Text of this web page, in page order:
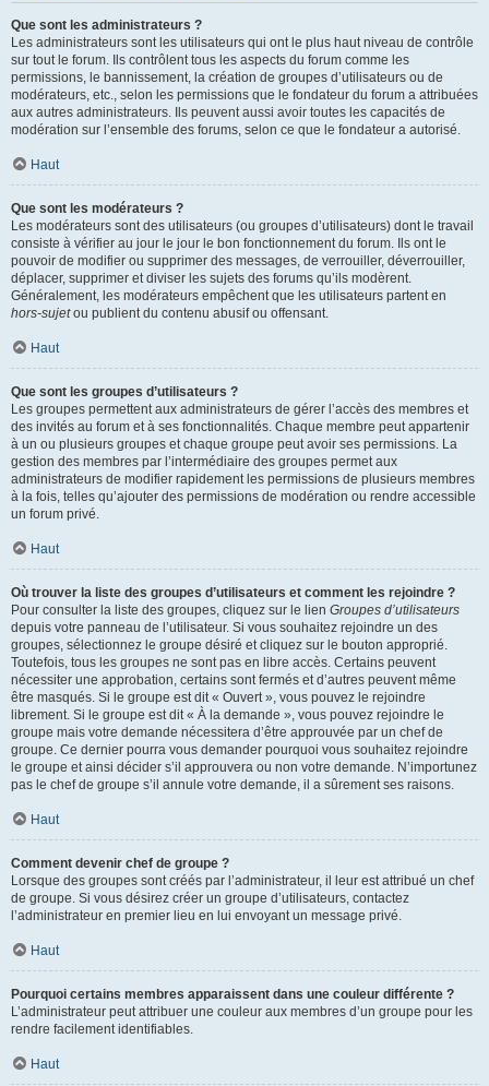
Que sont les administrateurs ?
Les administrateurs sont les utilisateurs qui ont le plus haut niveau de contrôle
sur tout le forum. Ils contrôlent tous les aspects du forum comme les
permissions, le bannissement, la création de groupes d’utilisateurs ou de
modérateurs, etc., selon les permissions que le fondateur du forum a attribuées
aux autres administrateurs. Ils peuvent aussi avoir toutes les capacités de
modération sur l’ensemble des forums, selon ce que le fondateur a autorisé.
Haut
Que sont les modérateurs ?
Les modérateurs sont des utilisateurs (ou groupes d’utilisateurs) dont le travail
consiste à vérifier au jour le jour le bon fonctionnement du forum. Ils ont le
pouvoir de modifier ou supprimer des messages, de verrouiller, déverrouiller,
déplacer, supprimer et diviser les sujets des forums qu’ils modèrent.
Généralement, les modérateurs empêchent que les utilisateurs partent en
hors-sujetou publient du contenu abusif ou offensant.
Haut
Que sont les groupes d’utilisateurs ?
Les groupes permettent aux administrateurs de gérer l’accès des membres et
des invités au forum et à ses fonctionnalités. Chaque membre peut appartenir
à un ou plusieurs groupes et chaque groupe peut avoir ses permissions. La
gestion des membres par l’intermédiaire des groupes permet aux
administrateurs de modifier rapidement les permissions de plusieurs membres
à la fois, telles qu’ajouter des permissions de modération ou rendre accessible
un forum privé.
Haut
Où trouver la liste des groupes d’utilisateurs et comment les rejoindre ?
Pour consulter la liste des groupes, cliquez sur le lien Groupes d’utilisateurs
depuis votre panneau de l’utilisateur. Si vous souhaitez rejoindre un des
groupes, sélectionnez le groupe désiré et cliquez sur le bouton approprié.
Toutefois, tous les groupes ne sont pas en libre accès. Certains peuvent
nécessiter une approbation, certains sont fermés et d’autres peuvent même
être masqués. Si le groupe est dit « Ouvert », vous pouvez le rejoindre
librement. Si le groupe est dit « À la demande », vous pouvez rejoindre le
groupe mais votre demande nécessitera d’être approuvée par un chef de
groupe. Ce dernier pourra vous demander pourquoi vous souhaitez rejoindre
le groupe et ainsi décider s’il approuvera ou non votre demande. N’importunez
pas le chef de groupe s’il annule votre demande, il a sûrement ses raisons.
Haut
Comment devenir chef de groupe ?
Lorsque des groupes sont créés par l’administrateur, il leur est attribué un chef
de groupe. Si vous désirez créer un groupe d’utilisateurs, contactez
l’administrateur en premier lieu en lui envoyant un message privé.
Haut
Pourquoi certains membres apparaissent dans une couleur différente ?
L’administrateur peut attribuer une couleur aux membres d’un groupe pour les
rendre facilement identifiables.
Haut